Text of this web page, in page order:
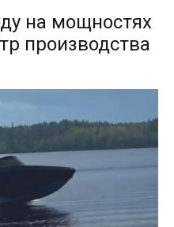
на мощностях
производства